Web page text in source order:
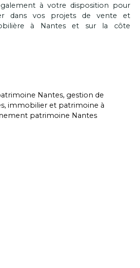
à votre disposition pour
dans vos projets de vente et
à Nantes et sur la côte